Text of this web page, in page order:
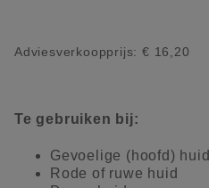
Adviesverkoopprijs: € 16,20
Te gebruiken bij:
Gevoelige (hoofd) huid
Rode of ruwe huid